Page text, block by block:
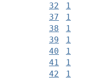
32
1
37
1
38
1
39
1
40
1
41
1
42
1